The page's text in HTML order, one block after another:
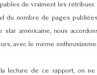
de vraiment les
du nombre de pages
star américaine, nous
avec le même enthousiasme.
lecture de ce rapport, on